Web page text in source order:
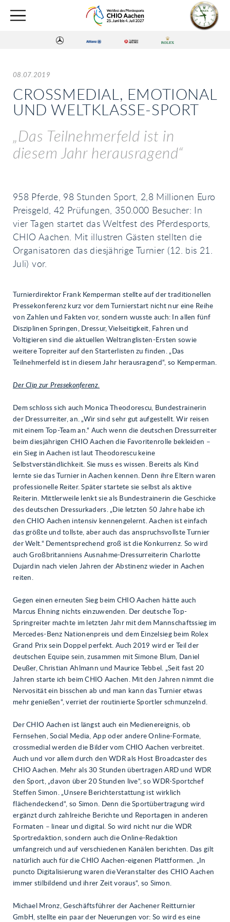
08.07.2019
CROSSMEDIAL, EMOTIONAL
UND WELTKLASSE-SPORT
„Das Teilnehmerfeld ist in
diesem Jahr herausragend“
958 Pferde, 98 Stunden Sport, 2,8 Millionen Euro
Preisgeld, 42 Prüfungen, 350.000 Besucher: In
vier Tagen startet das Weltfest des Pferdesports,
CHIO Aachen. Mit illustren Gästen stellten die
Organisatoren das diesjährige Turnier (12. bis 21.
Juli) vor.
Turnierdirektor Frank Kemperman stellte auf der traditionellen
Pressekonferenz kurz vor dem Turnierstart nicht nur eine Reihe
von Zahlen und Fakten vor, sondern wusste auch: In allen fünf
Disziplinen Springen, Dressur, Vielseitigkeit, Fahren und
Voltigieren sind die aktuellen Weltranglisten-Ersten sowie
weitere Topreiter auf den Starterlisten zu finden. „Das
Teilnehmerfeld ist in diesem Jahr herausragend“, so Kemperman.
Der Clip zur Pressekonferenz.
Dem schloss sich auch Monica Theodorescu, Bundestrainerin
der Dressurreiter, an. „Wir sind sehr gut aufgestellt. Wir reisen
mit einem Top-Team an.“ Auch wenn die deutschen Dressurreiter
beim diesjährigen CHIO Aachen die Favoritenrolle bekleiden –
ein Sieg in Aachen ist laut Theodorescu keine
Selbstverständlichkeit. Sie muss es wissen. Bereits als Kind
lernte sie das Turnier in Aachen kennen. Denn ihre Eltern waren
professionelle Reiter. Später startete sie selbst als aktive
Reiterin. Mittlerweile lenkt sie als Bundestrainerin die Geschicke
des deutschen Dressurkaders. „Die letzten 50 Jahre habe ich
den CHIO Aachen intensiv kennengelernt. Aachen ist einfach
das größte und tollste, aber auch das anspruchsvollste Turnier
der Welt.“ Dementsprechend groß ist die Konkurrenz. So wird
auch Großbritanniens Ausnahme-Dressurreiterin Charlotte
Dujardin nach vielen Jahren der Abstinenz wieder in Aachen
reiten.
Gegen einen erneuten Sieg beim CHIO Aachen hätte auch
Marcus Ehning nichts einzuwenden. Der deutsche Top-
Springreiter machte im letzten Jahr mit dem Mannschaftssieg im
Mercedes-Benz Nationenpreis und dem Einzelsieg beim Rolex
Grand Prix sein Doppel perfekt. Auch 2019 wird er Teil der
deutschen Equipe sein, zusammen mit Simone Blum, Daniel
Deußer, Christian Ahlmann und Maurice Tebbel. „Seit fast 20
Jahren starte ich beim CHIO Aachen. Mit den Jahren nimmt die
Nervosität ein bisschen ab und man kann das Turnier etwas
mehr genießen“, verriet der routinierte Sportler schmunzelnd.
Der CHIO Aachen ist längst auch ein Medienereignis, ob
Fernsehen, Social Media, App oder andere Online-Formate,
crossmedial werden die Bilder vom CHIO Aachen verbreitet.
Auch und vor allem durch den WDR als Host Broadcaster des
CHIO Aachen. Mehr als 30 Stunden übertragen ARD und WDR
den Sport, „davon über 20 Stunden live“, so WDR-Sportchef
Steffen Simon. „Unsere Berichterstattung ist wirklich
flächendeckend“, so Simon. Denn die Sportübertragung wird
ergänzt durch zahlreiche Berichte und Reportagen in anderen
Formaten – linear und digital. So wird nicht nur die WDR
Sportredaktion, sondern auch die Online-Redaktion
umfangreich und auf verschiedenen Kanälen berichten. Das gilt
natürlich auch für die CHIO Aachen-eigenen Plattformen. „In
puncto Digitalisierung waren die Veranstalter des CHIO Aachen
immer stilbildend und ihrer Zeit voraus“, so Simon.
Michael Mronz, Geschäftsführer der Aachener Reitturnier
GmbH, stellte ein paar der Neuerungen vor: So wird es eine